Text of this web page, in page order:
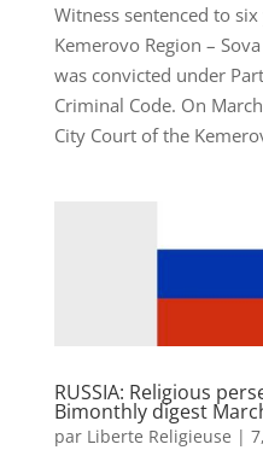
Witness sentenced to
Kemerovo Region –
was convicted under
Criminal Code. On
City Court of the
RUSSIA: Religious
Bimonthly digest
par Liberte Religieuse |